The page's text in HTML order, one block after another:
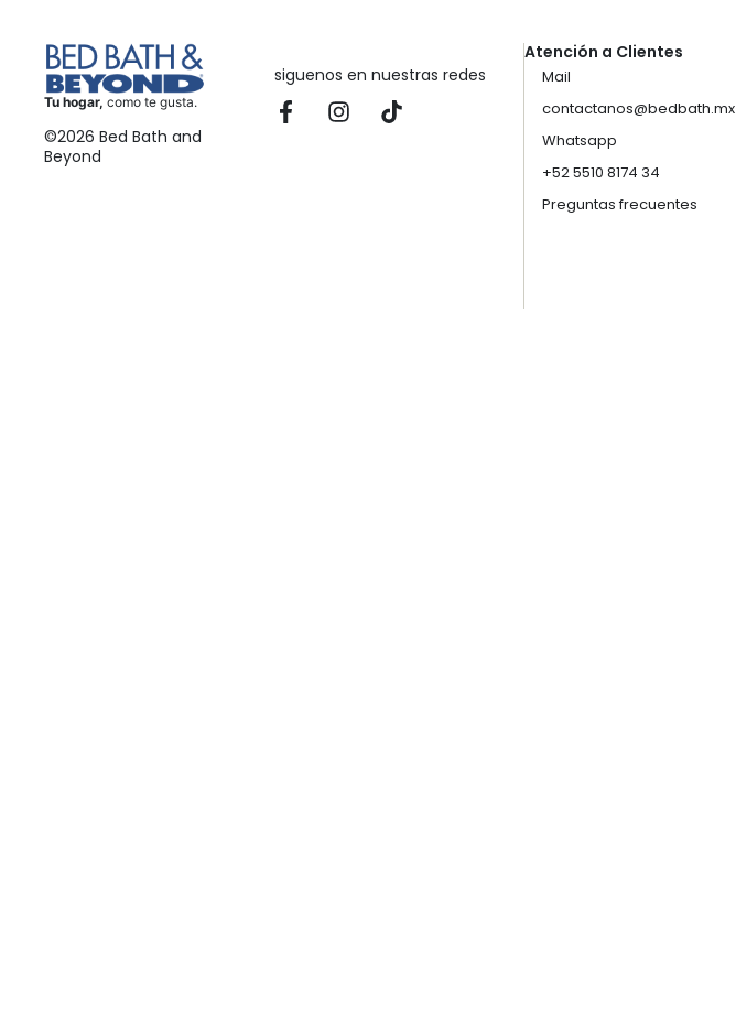
Tu hogar, como te gusta.
©2026 Bed Bath and
Beyond
siguenos en nuestras redes
Atención a Clientes
Mail
contactanos@bedbath.mx
Whatsapp
+52 5510 8174 34
Preguntas frecuentes